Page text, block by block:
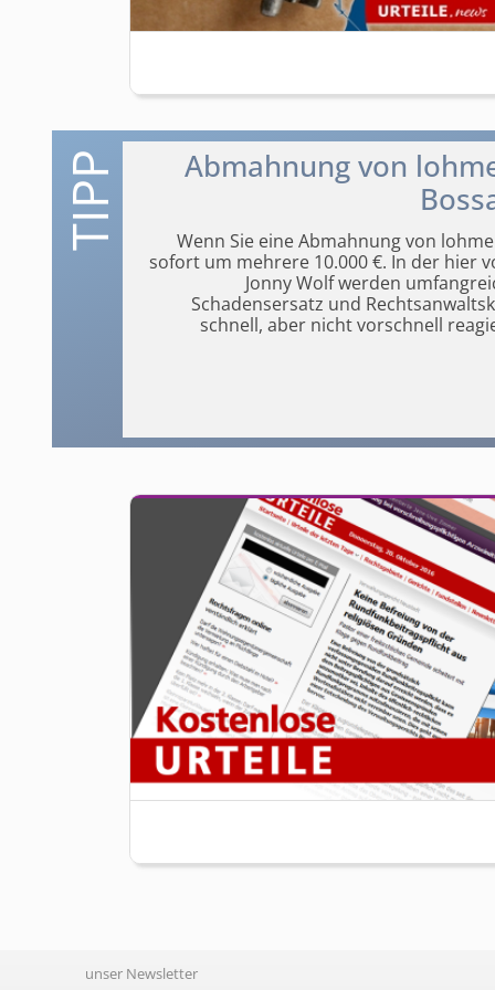
Abmahnung von
Wenn Sie eine Abmahnung von
sofort um mehrere 10.000 €. In der hier
Jonny Wolf werden
Schadensersatz und
schnell, aber nicht vorschnell
unser Newsletter